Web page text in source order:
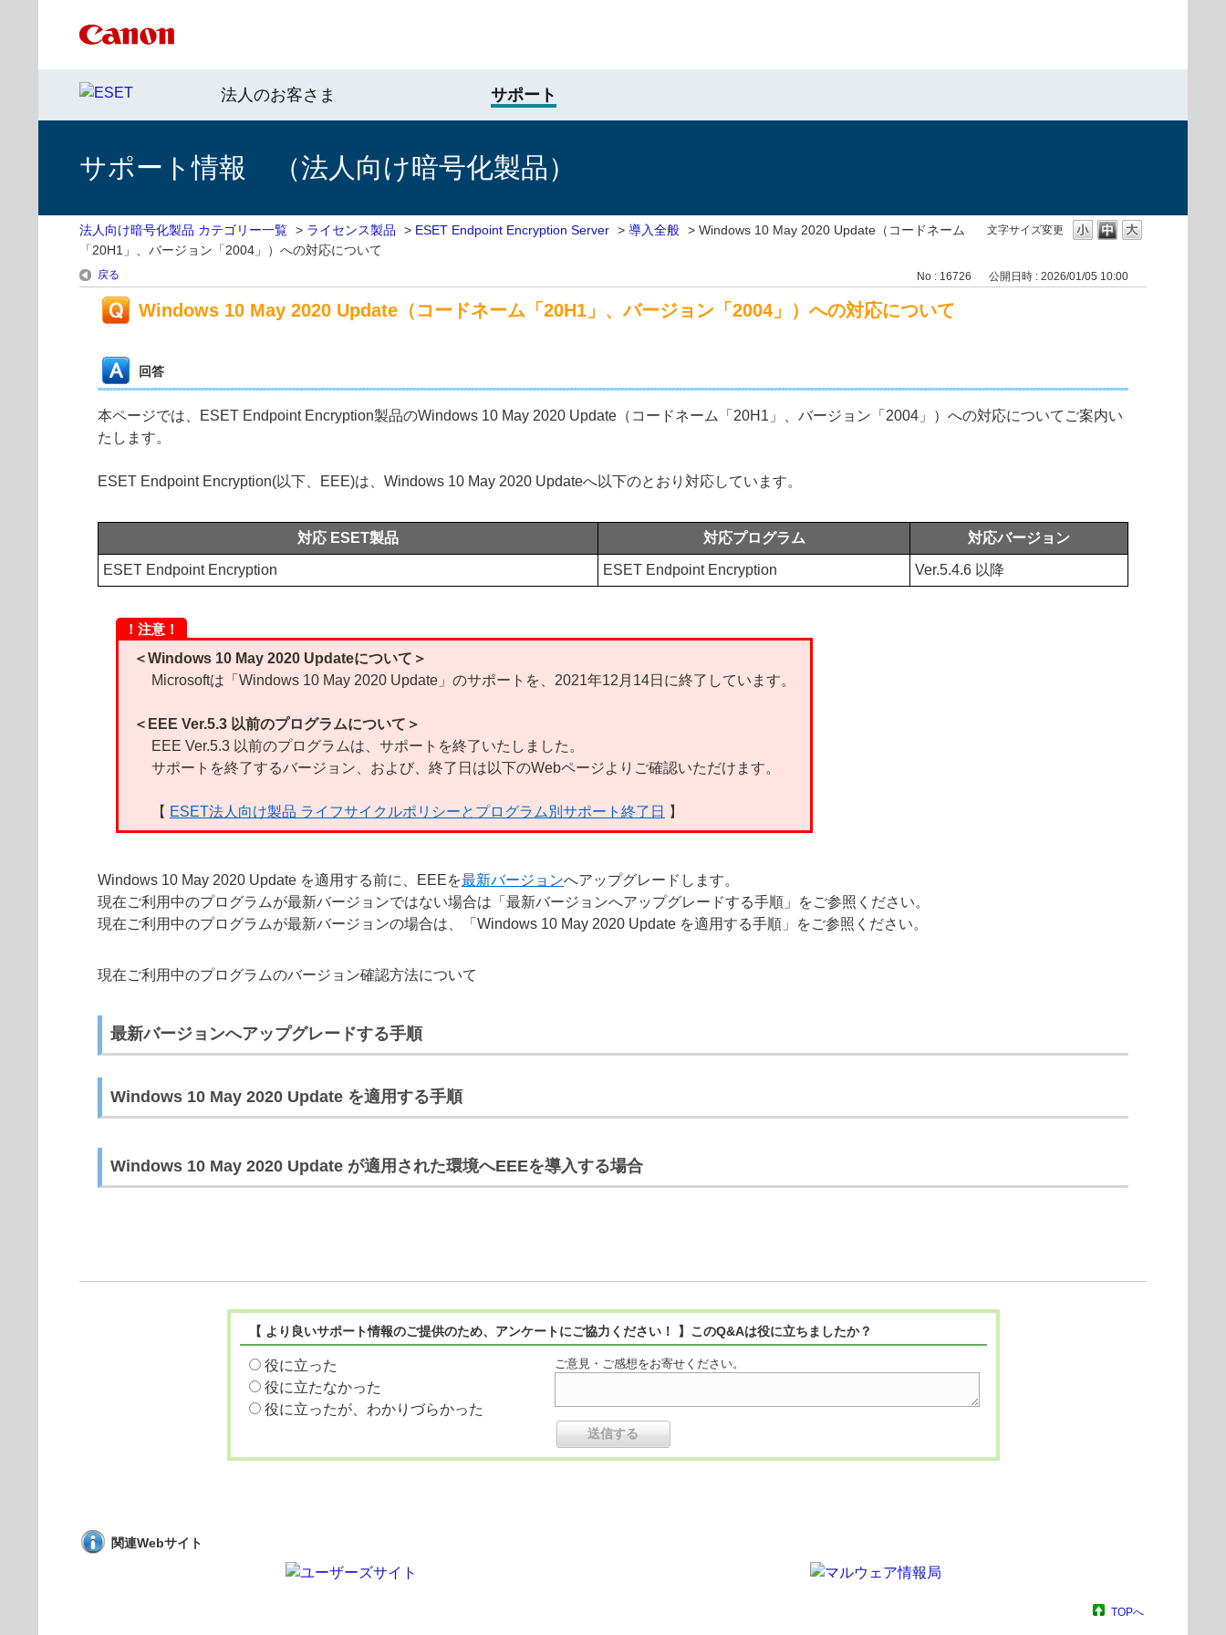
法人のお客さま サポート
サポート情報 （法人向け暗号化製品）
文字サイズ変更
法人向け暗号化製品 カテゴリー一覧 > ライセンス製品 > ESET Endpoint Encryption Server > 導入全般 > Windows 10 May 2020 Update（コードネーム
「20H1」、バージョン「2004」）への対応について
戻る No : 16726 公開日時 : 2026/01/05 10:00
Windows 10 May 2020 Update（コードネーム「20H1」、バージョン「2004」）への対応について
回答
本ページでは、ESET Endpoint Encryption製品のWindows 10 May 2020 Update（コードネーム「20H1」、バージョン「2004」）への対応についてご案内い
たします。
ESET Endpoint Encryption(以下、EEE)は、Windows 10 May 2020 Updateへ以下のとおり対応しています。
対応 ESET製品 対応プログラム 対応バージョン
ESET Endpoint Encryption ESET Endpoint Encryption Ver.5.4.6 以降
！注意！
＜Windows 10 May 2020 Updateについて＞
Microsoftは「Windows 10 May 2020 Update」のサポートを、2021年12月14日に終了しています。
＜EEE Ver.5.3 以前のプログラムについて＞
EEE Ver.5.3 以前のプログラムは、サポートを終了いたしました。
サポートを終了するバージョン、および、終了日は以下のWebページよりご確認いただけます。
【 ESET法人向け製品 ライフサイクルポリシーとプログラム別サポート終了日 】
Windows 10 May 2020 Update を適用する前に、EEEを最新バージョンへアップグレードします。
現在ご利用中のプログラムが最新バージョンではない場合は「最新バージョンへアップグレードする手順」をご参照ください。
現在ご利用中のプログラムが最新バージョンの場合は、「Windows 10 May 2020 Update を適用する手順」をご参照ください。
現在ご利用中のプログラムのバージョン確認方法について
最新バージョンへアップグレードする手順
Windows 10 May 2020 Update を適用する手順
Windows 10 May 2020 Update が適用された環境へEEEを導入する場合
【 より良いサポート情報のご提供のため、アンケートにご協力ください！ 】このQ&Aは役に立ちましたか？
役に立った
役に立たなかった
役に立ったが、わかりづらかった
ご意見・ご感想をお寄せください。
関連Webサイト
TOPへ